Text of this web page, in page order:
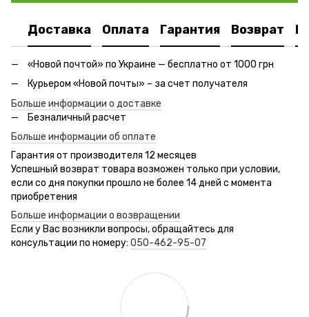
Доставка Оплата Гарантия Возврат
«Новой почтой» по Украине — бесплатно от 1000 грн
Курьером «Новой почты» – за счет получателя
Больше информации о доставке
Безналичный расчет
Больше информации об оплате
Гарантия от производителя 12 месяцев
Успешный возврат товара возможен только при условии,
если со дня покупки прошло не более 14 дней с момента
приобретения
Больше информации о возвращении
Если у Вас возникли вопросы, обращайтесь для
консультации по номеру: 050-462-95-07